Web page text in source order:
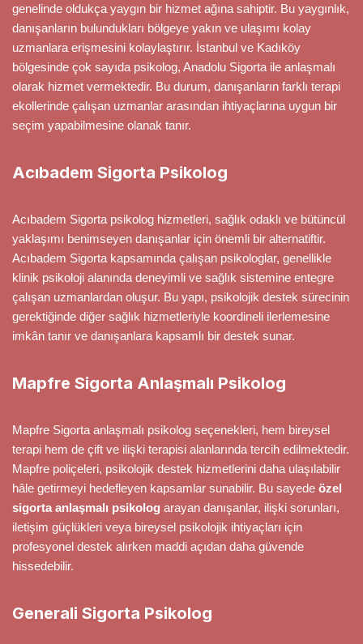
genelinde oldukça yaygın bir hizmet ağına sahiptir. Bu yaygınlık,
danışanların bulundukları bölgeye yakın ve ulaşımı kolay
uzmanlara erişmesini kolaylaştırır. İstanbul ve Kadıköy
bölgesinde çok sayıda psikolog, Anadolu Sigorta ile anlaşmalı
olarak hizmet vermektedir. Bu durum, danışanların farklı terapi
ekollerinde çalışan uzmanlar arasından ihtiyaçlarına uygun bir
seçim yapabilmesine olanak tanır.
Acıbadem Sigorta Psikolog
Acıbadem Sigorta psikolog hizmetleri, sağlık odaklı ve bütüncül
yaklaşımı benimseyen danışanlar için önemli bir alternatiftir.
Acıbadem Sigorta kapsamında çalışan psikologlar, genellikle
klinik psikoloji alanında deneyimli ve sağlık sistemine entegre
çalışan uzmanlardan oluşur. Bu yapı, psikolojik destek sürecinin
gerektiğinde diğer sağlık hizmetleriyle koordineli ilerlemesine
imkân tanır ve danışanlara kapsamlı bir destek sunar.
Mapfre Sigorta Anlaşmalı Psikolog
Mapfre Sigorta anlaşmalı psikolog seçenekleri, hem bireysel
terapi hem de çift ve ilişki terapisi alanlarında tercih edilmektedir.
Mapfre poliçeleri, psikolojik destek hizmetlerini daha ulaşılabilir
hâle getirmeyi hedefleyen kapsamlar sunabilir. Bu sayede özel
sigorta anlaşmalı psikolog arayan danışanlar, ilişki sorunları,
iletişim güçlükleri veya bireysel psikolojik ihtiyaçları için
profesyonel destek alırken maddi açıdan daha güvende
hissedebilir.
Generali Sigorta Psikolog